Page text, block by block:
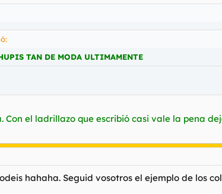
TAN DE MODA ULTIMAMENTE
Con el ladrillazo que escribió casi vale la pena
hahaha. Seguid vosotros el ejemplo de los